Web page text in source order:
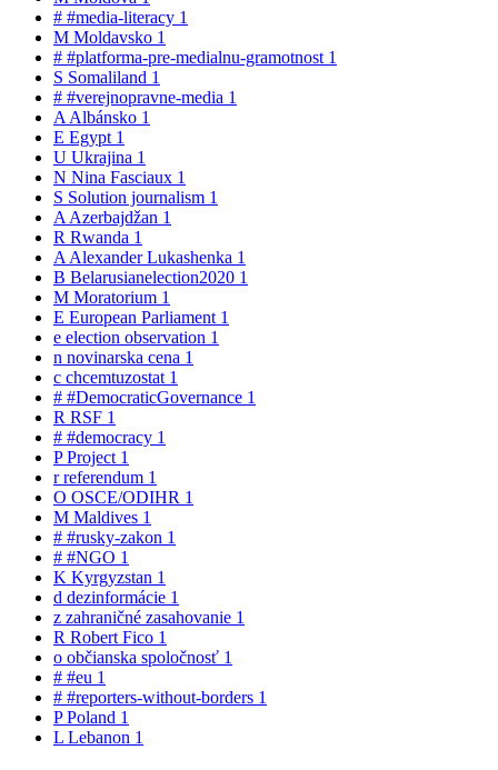
# #media-literacy 1
M Moldavsko 1
# #platforma-pre-medialnu-gramotnost 1
S Somaliland 1
# #verejnopravne-media 1
A Albánsko 1
E Egypt 1
U Ukrajina 1
N Nina Fasciaux 1
S Solution journalism 1
A Azerbajdžan 1
R Rwanda 1
A Alexander Lukashenka 1
B Belarusianelection2020 1
M Moratorium 1
E European Parliament 1
e election observation 1
n novinarska cena 1
c chcemtuzostat 1
# #DemocraticGovernance 1
R RSF 1
# #democracy 1
PProject 1
rreferendum 1
O OSCE/ODIHR 1
M Maldives 1
# #rusky-zakon 1
# #NGO 1
K Kyrgyzstan 1
d dezinformácie 1
z zahraničné zasahovanie 1
R Robert Fico 1
o občianska spoločnosť 1
# #eu 1
# #reporters-without-borders 1
PPoland 1
L Lebanon 1